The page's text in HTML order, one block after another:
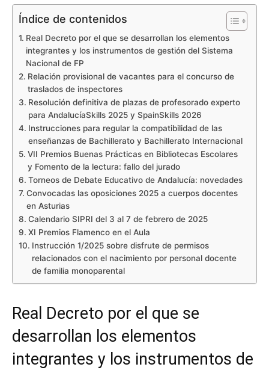
Índice de contenidos
Real Decreto por el que se desarrollan los elementos
integrantes y los instrumentos de gestión del Sistema
Nacional de FP
Relación provisional de vacantes para el concurso de
traslados de inspectores
Resolución definitiva de plazas de profesorado experto
para AndalucíaSkills 2025 y SpainSkills 2026
Instrucciones para regular la compatibilidad de las
enseñanzas de Bachillerato y Bachillerato Internacional
VII Premios Buenas Prácticas en Bibliotecas Escolares
y Fomento de la lectura: fallo del jurado
Torneos de Debate Educativo de Andalucía: novedades
Convocadas las oposiciones 2025 a cuerpos docentes
en Asturias
Calendario SIPRI del 3 al 7 de febrero de 2025
XI Premios Flamenco en el Aula
Instrucción 1/2025 sobre disfrute de permisos
relacionados con el nacimiento por personal docente
de familia monoparental
Real Decreto por el que se
desarrollan los elementos
integrantes y los instrumentos de